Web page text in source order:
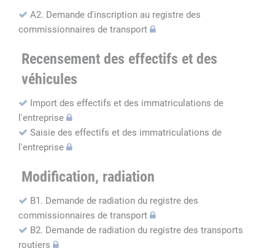
A2. Demande d'inscription au registre des
commissionnaires de transport
Recensement des effectifs et des
véhicules
Import des effectifs et des immatriculations de
l'entreprise
Saisie des effectifs et des immatriculations de
l'entreprise
Modification, radiation
B1. Demande de radiation du registre des
commissionnaires de transport
B2. Demande de radiation du registre des transports
routiers